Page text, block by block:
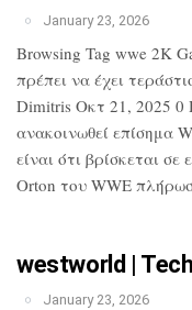
January 23, 2026
Browsing Tag wwe 2K
πρέπει να έχει
Dimitris Οκτ 21, 2025 0
ανακοινωθεί επίσημα
είναι ότι βρίσκεται
Orton του WWE
westworld |
January 23, 2026